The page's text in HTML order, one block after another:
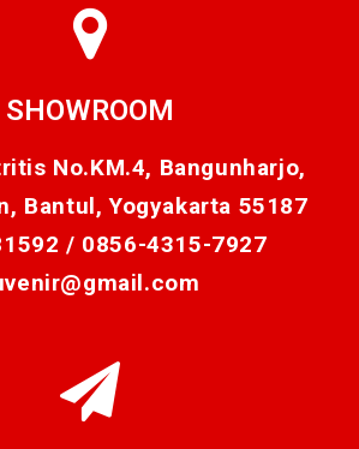
SHOWROOM
No.KM.4, Bangunharjo,
Bantul, Yogyakarta 55187
/ 0856-4315-7927